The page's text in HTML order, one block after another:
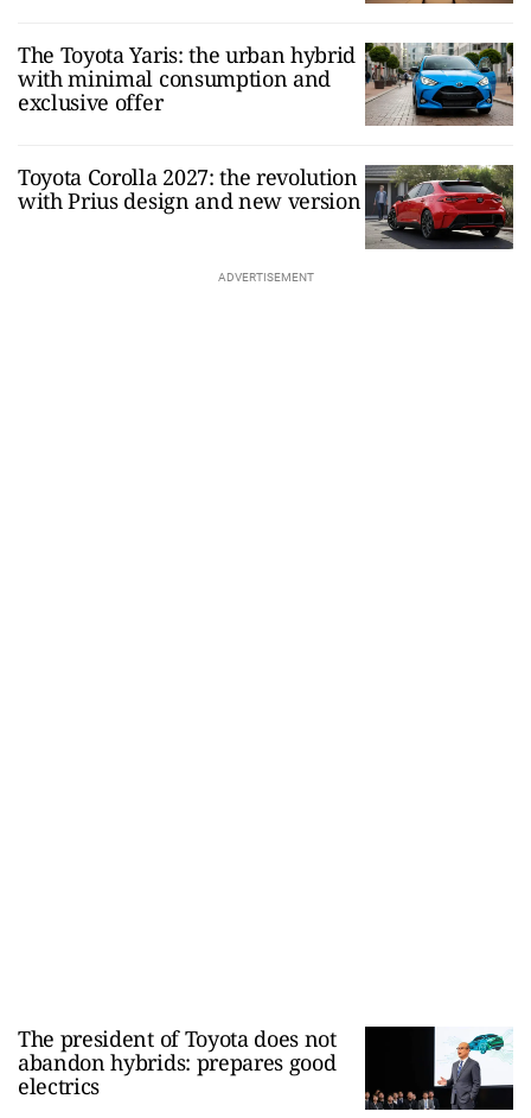
The Toyota Yaris: the urban hybrid
with minimal consumption and
exclusive offer
Toyota Corolla 2027: the revolution
with Prius design and new version
The president of Toyota does not
abandon hybrids: prepares good
electrics